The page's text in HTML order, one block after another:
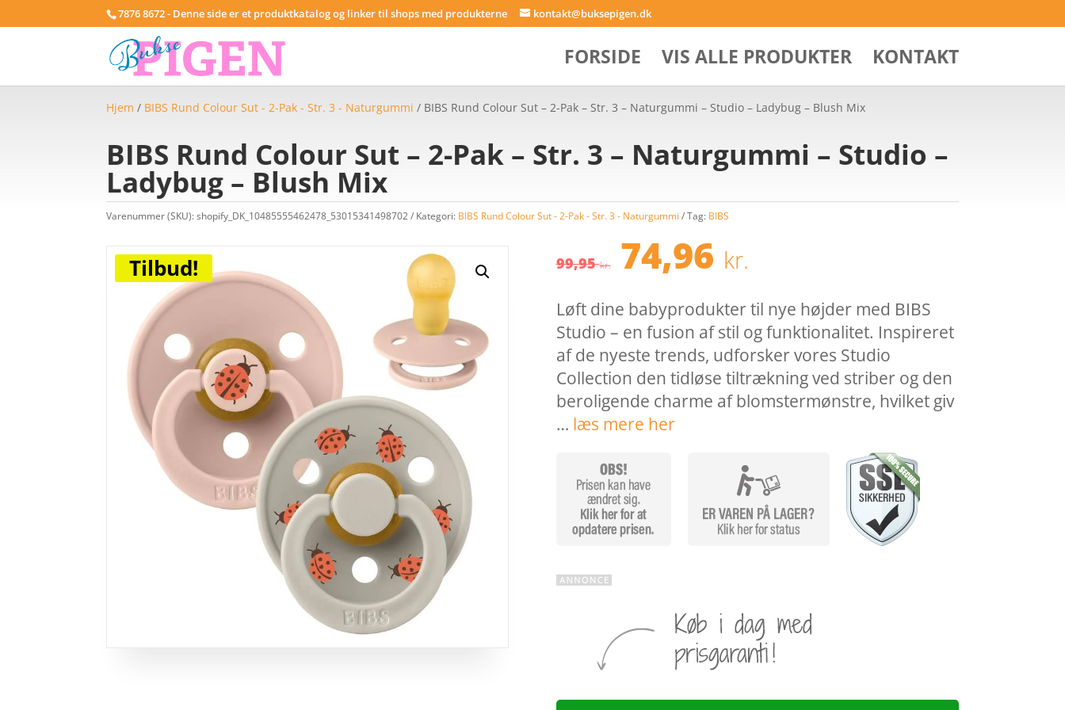
7876 8672 - Denne side er et produktkatalog og linker til shops med produkterne kontakt@buksepigen.dk
FORSIDE VIS ALLE PRODUKTER KONTAKT
Hjem / BIBS Rund Colour Sut - 2-Pak - Str. 3 - Naturgummi / BIBS Rund Colour Sut – 2-Pak – Str. 3 – Naturgummi – Studio – Ladybug – Blush Mix
BIBS Rund Colour Sut – 2-Pak – Str. 3 – Naturgummi – Studio –
Ladybug – Blush Mix
Varenummer (SKU):shopify_DK_10485555462478_53015341498702 Kategori: BIBS Rund Colour Sut - 2-Pak - Str. 3 - Naturgummi Tag: BIBS
Tilbud! 99,95kr. Den
oprindelige
pris
var:
99,95 kr..
74,96 kr.
pris
er:
74,96 kr..
Løft dine babyprodukter til nye højder med BIBS
Studio – en fusion af stil og funktionalitet. Inspireret
af de nyeste trends, udforsker vores Studio
Collection den tidløse tiltrækning ved striber og den
beroligende charme af blomstermønstre, hvilket giv
… læs mere her